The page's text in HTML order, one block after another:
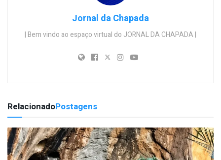
Jornal da Chapada
| Bem vindo ao espaço virtual do JORNAL DA CHAPADA |
RelacionadoPostagens